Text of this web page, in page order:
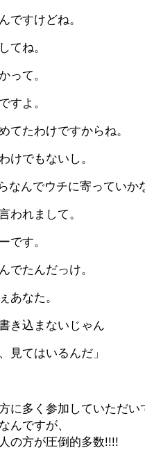
ですけどね。
てね。
って。
すよ。
てたわけですからね。
けでもないし。
なんでウチに寄っていか
われまして。
です。
でたんだっけ。
あなた。
き込まないじゃん
見てはいるんだ」
に多く参加していただい
んですが、
の方が圧倒的多数!!!!